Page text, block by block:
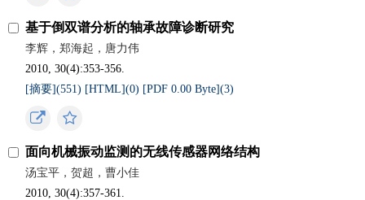
基于倒双谱分析的轴承故障诊断研究
李辉，郑海起，唐力伟
2010, 30(4):353-356.
[摘要](551) [HTML](0) [PDF 0.00 Byte](3)
面向机械振动监测的无线传感器网络结构
汤宝平，贺超，曹小佳
2010, 30(4):357-361.